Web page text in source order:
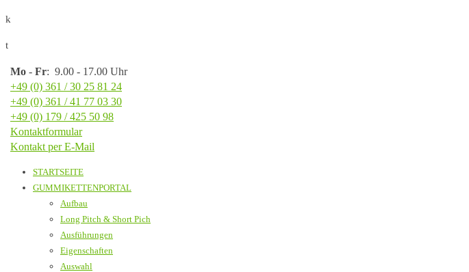
k
t
Mo - Fr: 9.00 - 17.00 Uhr
+49 (0) 361 / 30 25 81 24
+49 (0) 361 / 41 77 03 30
+49 (0) 179 / 425 50 98
Kontaktformular
Kontakt per E-Mail
STARTSEITE
GUMMIKETTENPORTAL
Aufbau
Long Pitch & Short Pich
Ausführungen
Eigenschaften
Auswahl